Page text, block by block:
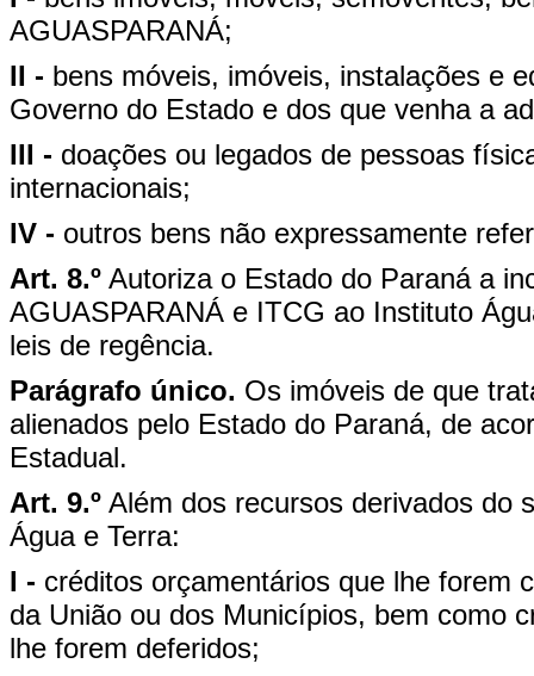
AGUASPARANÁ;
II - bens móveis, imóveis, instalações e
Governo do Estado e dos que venha a
III - doações ou legados de pessoas
internacionais;
IV - outros bens não expressamente
Art. 8.º Autoriza o Estado do Paraná a
AGUASPARANÁ e ITCG ao Instituto
leis de regência.
Parágrafo único. Os imóveis de que
alienados pelo Estado do Paraná, de
Estadual.
Art. 9.º Além dos recursos derivados do
Água e Terra:
I - créditos orçamentários que lhe forem
da União ou dos Municípios, bem como
lhe forem deferidos;